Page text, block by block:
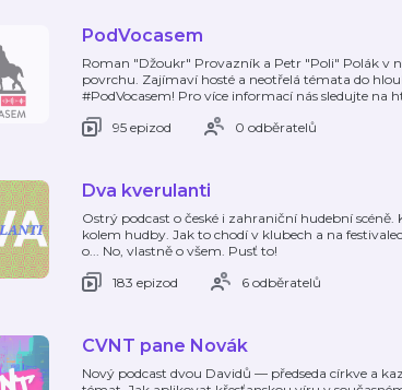
PodVocasem
Roman "Džoukr" Provazník a Petr "Poli" Polák v
povrchu. Zajímaví hosté a neotřelá témata do
#PodVocasem! Pro více informací nás sledujte na
95 epizod
0 odběratelů
Dva kverulanti
Ostrý podcast o české i zahraniční hudební
kolem hudby. Jak to chodí v klubech a na
o... No, vlastně o všem. Pusť to!
183 epizod
6 odběratelů
CVNT pane Novák
Nový podcast dvou Davidů — předseda církve a